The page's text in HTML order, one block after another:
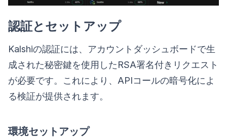
認証とセットアップ
Kalshiの認証には、アカウントダッシュボードで生
成された秘密鍵を使用したRSA署名付きリクエスト
が必要です。これにより、APIコールの暗号化によ
る検証が提供されます。
環境セットアップ